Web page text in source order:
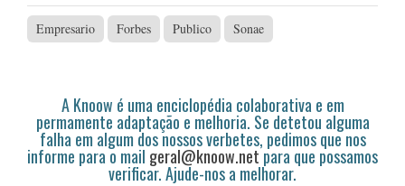
Empresario Forbes Publico Sonae
A Knoow é uma enciclopédia colaborativa e em
permamente adaptação e melhoria. Se detetou alguma
falha em algum dos nossos verbetes, pedimos que nos
informe para o mail geral@knoow.netpara que possamos
verificar. Ajude-nos a melhorar.